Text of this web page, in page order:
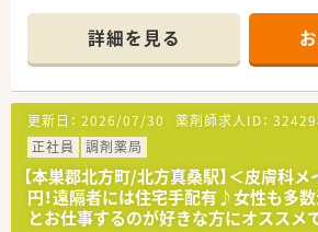
＼ 働く環境について ／
■18:00までの勤務で、原則残業はござ
■メインの科目は皮膚科。
200枚/日以上を対応することも多く、
てきぱきと枚数をこなすのがお得意な
■遠隔者には住宅の手配もいたします。
遠方からの応募も歓迎！
■最寄りの駅は北方真桑駅 (樽見鉄道樽
車通勤が便利な立地です。
詳細を見る
更新日： 2026/07/30 薬剤師求人ID：
正社員
調剤薬局
【本巣郡北方町/北方真桑駅】＜皮膚科
円！遠隔者には住宅手配有♪女性も多
とお仕事するのが好きな方にオススメ